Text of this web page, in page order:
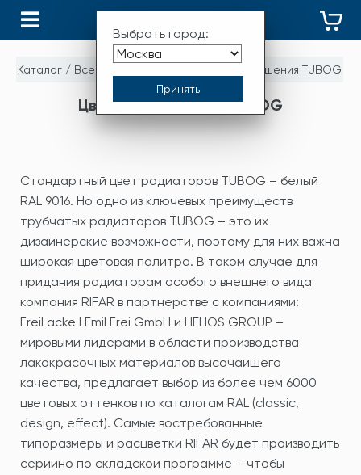
Выбрать город:
Каталог / Все бренды Цветовые решения TUBOG
Цветовые решения TUBOG
Стандартный цвет радиаторов TUBOG – белый
RAL 9016. Но одно из ключевых преимуществ
трубчатых радиаторов TUBOG – это их
дизайнерские возможности, поэтому для них важна
широкая цветовая палитра. В таком случае для
придания радиаторам особого внешнего вида
компания RIFAR в партнерстве с компаниями:
FreiLacke I Emil Frei GmbH и HELIOS GROUP –
мировыми лидерами в области производства
лакокрасочных материалов высочайшего
качества, предлагает выбор из более чем 6000
цветовых оттенков по каталогам RAL (classic,
design, effect). Самые востребованные
типоразмеры и расцветки RIFAR будет производить
серийно по складской программе – чтобы